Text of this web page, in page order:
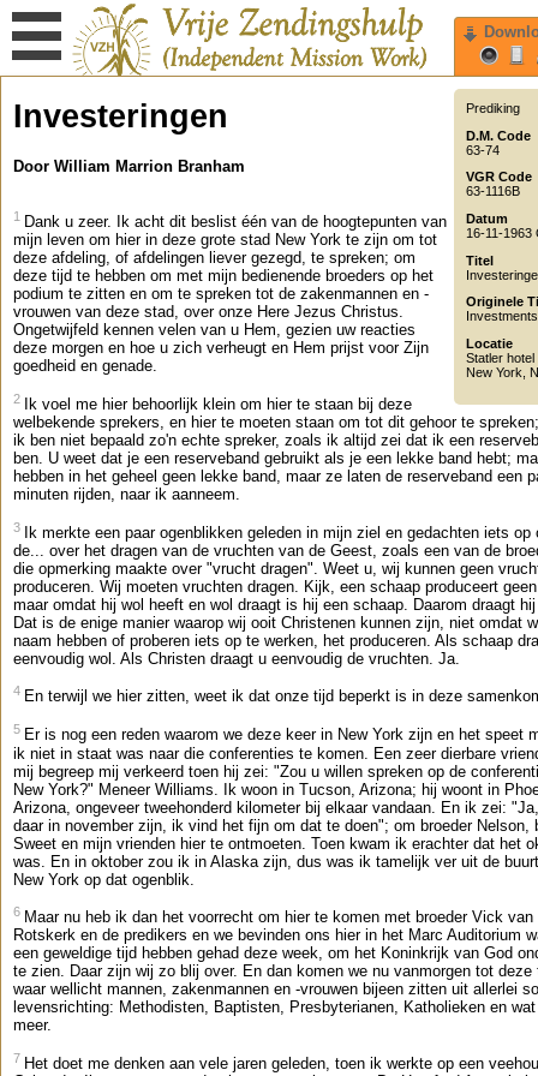
Prediking
D.M. Code
63-74
VGR Code
63-1116B
Datum
16-11-1963
Titel
Originele
Investments
Locatie
Statler hotel
New York
Investeringen
Door William Marrion Branham
1 Dank u zeer. Ik acht dit beslist één van de hoogtepunten van
mijn leven om hier in deze grote stad New York te zijn om tot
deze afdeling, of afdelingen liever gezegd, te spreken; om
deze tijd te hebben om met mijn bedienende broeders op het
podium te zitten en om te spreken tot de zakenmannen en -
vrouwen van deze stad, over onze Here Jezus Christus.
Ongetwijfeld kennen velen van u Hem, gezien uw reacties
deze morgen en hoe u zich verheugt en Hem prijst voor Zijn
goedheid en genade.
2
Ik voel me hier behoorlijk klein om hier te staan bij deze
welbekende sprekers, en hier te moeten staan om tot dit gehoor te
ik ben niet bepaald zo'n echte spreker, zoals ik altijd zei dat ik een
ben. U weet dat je een reserveband gebruikt als je een lekke band hebt;
hebben in het geheel geen lekke band, maar ze laten de reserveband een
minuten rijden, naar ik aanneem.
3
Ik merkte een paar ogenblikken geleden in mijn ziel en gedachten iets op
de... over het dragen van de vruchten van de Geest, zoals een van de
die opmerking maakte over "vrucht dragen". Weet u, wij kunnen geen
produceren. Wij moeten vruchten dragen. Kijk, een schaap produceert
maar omdat hij wol heeft en wol draagt is hij een schaap. Daarom draagt
Dat is de enige manier waarop wij ooit Christenen kunnen zijn, niet omdat
naam hebben of proberen iets op te werken, het produceren. Als schaap
eenvoudig wol. Als Christen draagt u eenvoudig de vruchten. Ja.
4 En terwijl we hier zitten, weet ik dat onze tijd beperkt is in deze
5 Er is nog een reden waarom we deze keer in New York zijn en het speet
ik niet in staat was naar die conferenties te komen. Een zeer dierbare
mij begreep mij verkeerd toen hij zei: "Zou u willen spreken op de
New York?" Meneer Williams. Ik woon in Tucson, Arizona; hij woont in
Arizona, ongeveer tweehonderd kilometer bij elkaar vandaan. En ik zei:
daar in november zijn, ik vind het fijn om dat te doen"; om broeder Nelson,
Sweet en mijn vrienden hier te ontmoeten. Toen kwam ik erachter dat het
was. En in oktober zou ik in Alaska zijn, dus was ik tamelijk ver uit de
New York op dat ogenblik.
6 Maar nu heb ik dan het voorrecht om hier te komen met broeder Vick van
Rotskerk en de predikers en we bevinden ons hier in het Marc Auditorium
een geweldige tijd hebben gehad deze week, om het Koninkrijk van God
te zien. Daar zijn wij zo blij over. En dan komen we nu vanmorgen tot deze
waar wellicht mannen, zakenmannen en -vrouwen bijeen zitten uit allerlei
levensrichting: Methodisten, Baptisten, Presbyterianen, Katholieken en
meer.
7 Het doet me denken aan vele jaren geleden, toen ik werkte op een